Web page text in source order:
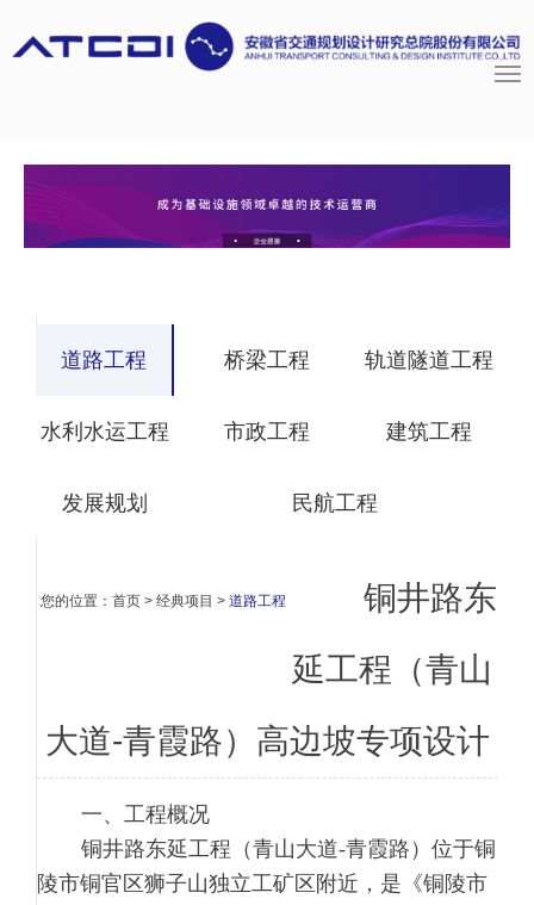
道路工程 桥梁工程 轨道隧道工程
水利水运工程 市政工程 建筑工程
发展规划 民航工程
您的位置： 首页 > 经典项目 > 道路工程
铜井路东
延工程（青山
大道-青霞路）高边坡专项设计
一、工程概况
铜井路东延工程（青山大道-青霞路）位于铜
陵市铜官区狮子山独立工矿区附近，是《铜陵市